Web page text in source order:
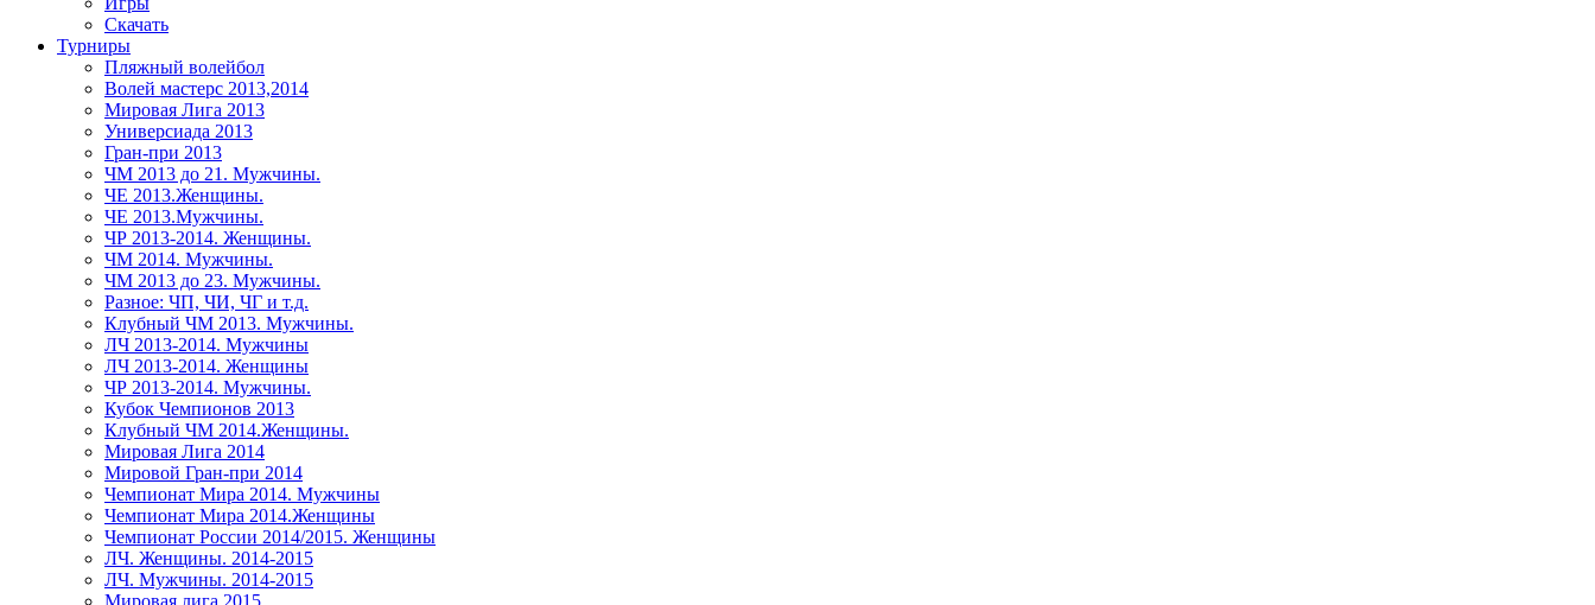
Скачать
Турниры
Пляжный волейбол
Волей мастерс 2013,2014
Мировая Лига 2013
Универсиада 2013
Гран-при 2013
ЧМ 2013 до 21. Мужчины.
ЧЕ 2013.Женщины.
ЧЕ 2013.Мужчины.
ЧР 2013-2014. Женщины.
ЧМ 2014. Мужчины.
ЧМ 2013 до 23. Мужчины.
Разное: ЧП, ЧИ, ЧГ и т.д.
Клубный ЧМ 2013. Мужчины.
ЛЧ 2013-2014. Мужчины
ЛЧ 2013-2014. Женщины
ЧР 2013-2014. Мужчины.
Кубок Чемпионов 2013
Клубный ЧМ 2014.Женщины.
Мировая Лига 2014
Мировой Гран-при 2014
Чемпионат Мира 2014. Мужчины
Чемпионат Мира 2014.Женщины
Чемпионат России 2014/2015. Женщины
ЛЧ. Женщины. 2014-2015
ЛЧ. Мужчины. 2014-2015
Мировая лига 2015